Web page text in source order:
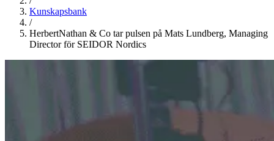
Kunskapsbank
/
HerbertNathan & Co tar pulsen på Mats Lundberg, Managing
Director för SEIDOR Nordics